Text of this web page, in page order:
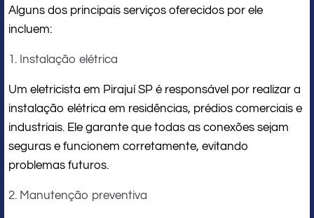
Alguns dos principais serviços oferecidos por ele
incluem:
1. Instalação elétrica
Um eletricista em Pirajuí SP é responsável por realizar a
instalação elétrica em residências, prédios comerciais e
industriais. Ele garante que todas as conexões sejam
seguras e funcionem corretamente, evitando
problemas futuros.
2. Manutenção preventiva